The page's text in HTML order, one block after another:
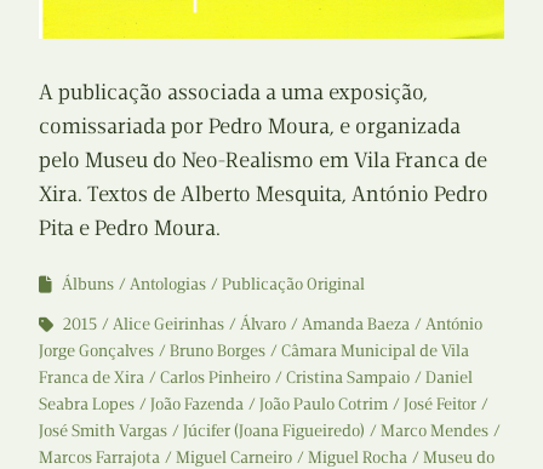
A publicação associada a uma exposição,
comissariada por Pedro Moura, e organizada
pelo Museu do Neo-Realismo em Vila Franca de
Xira. Textos de Alberto Mesquita, António Pedro
Pita e Pedro Moura.
Álbuns Antologias
Publicação Original
2015
Alice Geirinhas Álvaro Amanda Baeza
António
Jorge Gonçalves
Bruno Borges
Câmara Municipal de Vila
Franca de Xira
Carlos Pinheiro Cristina Sampaio
Daniel
Seabra Lopes
João Fazenda João Paulo Cotrim
José Feitor
José Smith Vargas
Júcifer (Joana Figueiredo)
Marco Mendes
Marcos Farrajota
Miguel Carneiro Miguel Rocha
Museu do